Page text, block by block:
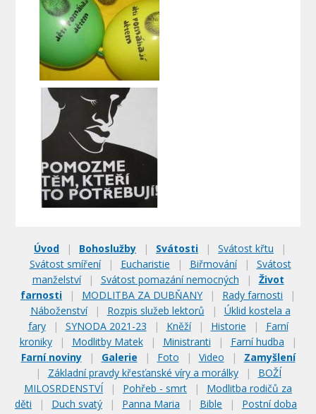
Úvod | Bohoslužby | Svátosti | Svátost křtu
|
Svátost smíření
| Eucharistie | Biřmování |
Svátost
manželství
| Svátost pomazání nemocných |
Život
farnosti
| MODLITBA ZA DUBŇANY | Rady farnosti
|
Náboženství
| Rozpis služeb lektorů |
Úklid kostela a
fary
| SYNODA 2021-23 | Kněží | Historie |
Farní
kroniky
| Modlitby Matek | Ministranti | Farní hudba
|
Farní noviny
| Galerie | Foto | Video |
Zamyšlení
|
Základní pravdy křesťanské víry a morálky |
BOŽÍ
MILOSRDENSTVÍ
| Pohřeb - smrt |
Modlitba rodičů za
děti
| Duch svatý | Panna Maria | Bible |
Postní doba